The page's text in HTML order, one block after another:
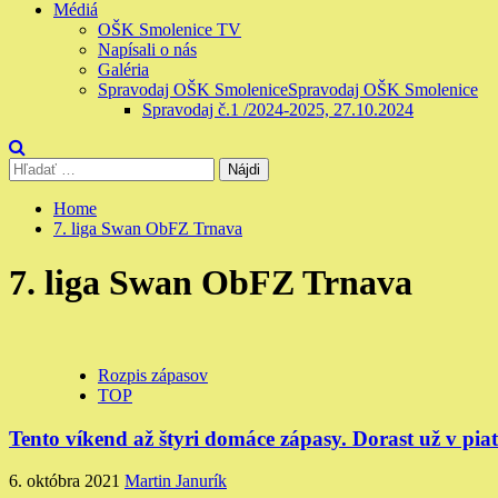
Médiá
OŠK Smolenice TV
Napísali o nás
Galéria
Spravodaj OŠK SmoleniceSpravodaj OŠK Smolenice
Spravodaj č.1 /2024-2025, 27.10.2024
Hľadať:
Home
7. liga Swan ObFZ Trnava
7. liga Swan ObFZ Trnava
Rozpis zápasov
TOP
Tento víkend až štyri domáce zápasy. Dorast už v
6. októbra 2021 Martin Janurík